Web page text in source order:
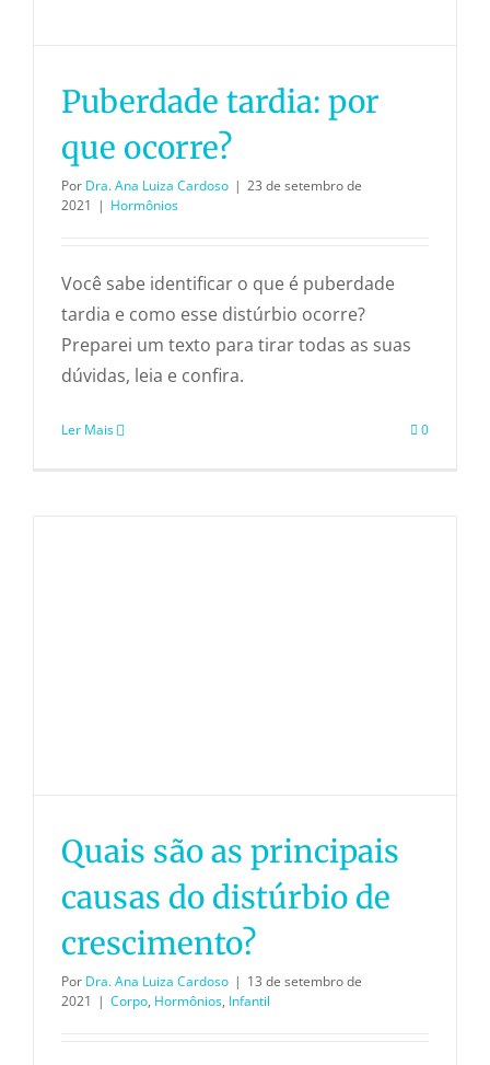
Puberdade tardia: por
que ocorre?
Por Dra. Ana Luiza Cardoso | 23 de setembro de
2021 | Hormônios
Você sabe identificar o que é puberdade
tardia e como esse distúrbio ocorre?
Preparei um texto para tirar todas as suas
dúvidas, leia e confira.
Ler Mais 0
Quais são as principais
causas do distúrbio de
crescimento?
Por Dra. Ana Luiza Cardoso | 13 de setembro de
2021 | Corpo, Hormônios, Infantil